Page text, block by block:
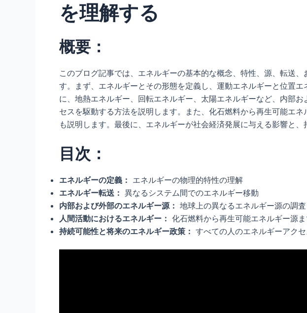
を理解する
概要：
このブログ記事では、エネルギーの基本的な概念、特性、源、転送
す。まず、エネルギーとその形態を定義し、運動エネルギーと位置
に、地熱エネルギー、回転エネルギー、太陽エネルギーなど、内部
セスを駆動する方法を説明します。また、化石燃料から再生可能エ
も説明します。最後に、エネルギーが社会経済発展に与える影響と
目次：
エネルギーの定義： エネルギーの物理的特性の理解
エネルギー転送： 異なるシステム間でのエネルギー移動
内部および外部のエネルギー源： 地球上の異なるエネルギー源の調査
人間活動におけるエネルギー： 化石燃料から再生可能エネルギー源
持続可能性と将来のエネルギー政策： すべての人のエネルギーアク